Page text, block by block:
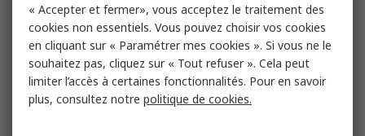
Équipements pour espaces confinés
Vêtements Haute Visibilité
« Accepter et fermer», vous acceptez le traitement des
cookies non essentiels. Vous pouvez choisir vos cookies
en cliquant sur « Paramétrer mes cookies ». Si vous ne le
souhaitez pas, cliquez sur « Tout refuser ». Cela peut
limiter l’accès à certaines fonctionnalités. Pour en savoir
plus, consultez notre politique de cookies.